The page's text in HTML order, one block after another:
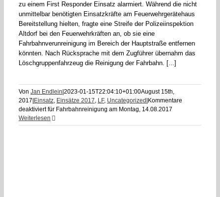
zu einem First Responder Einsatz alarmiert. Während die nicht
unmittelbar benötigten Einsatzkräfte am Feuerwehrgerätehaus
Bereitstellung hielten, fragte eine Streife der Polizeiinspektion
Altdorf bei den Feuerwehrkräften an, ob sie eine
Fahrbahnverunreinigung im Bereich der Hauptstraße entfernen
könnten. Nach Rücksprache mit dem Zugführer übernahm das
Löschgruppenfahrzeug die Reinigung der Fahrbahn. [...]
Von Jan Endlein 2023-01-15T22:04:10+01:00August 15th,
2017 Einsatz, Einsätze 2017, LF, Uncategorized Kommentare
deaktiviertfür Fahrbahnreinigung am Montag, 14.08.2017
Weiterlesen